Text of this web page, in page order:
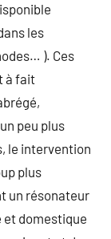
les
). Ces
à fait
peu plus
le intervention
plus
un résonateur
et domestique